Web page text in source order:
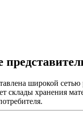
широкой сетью
склады хранения